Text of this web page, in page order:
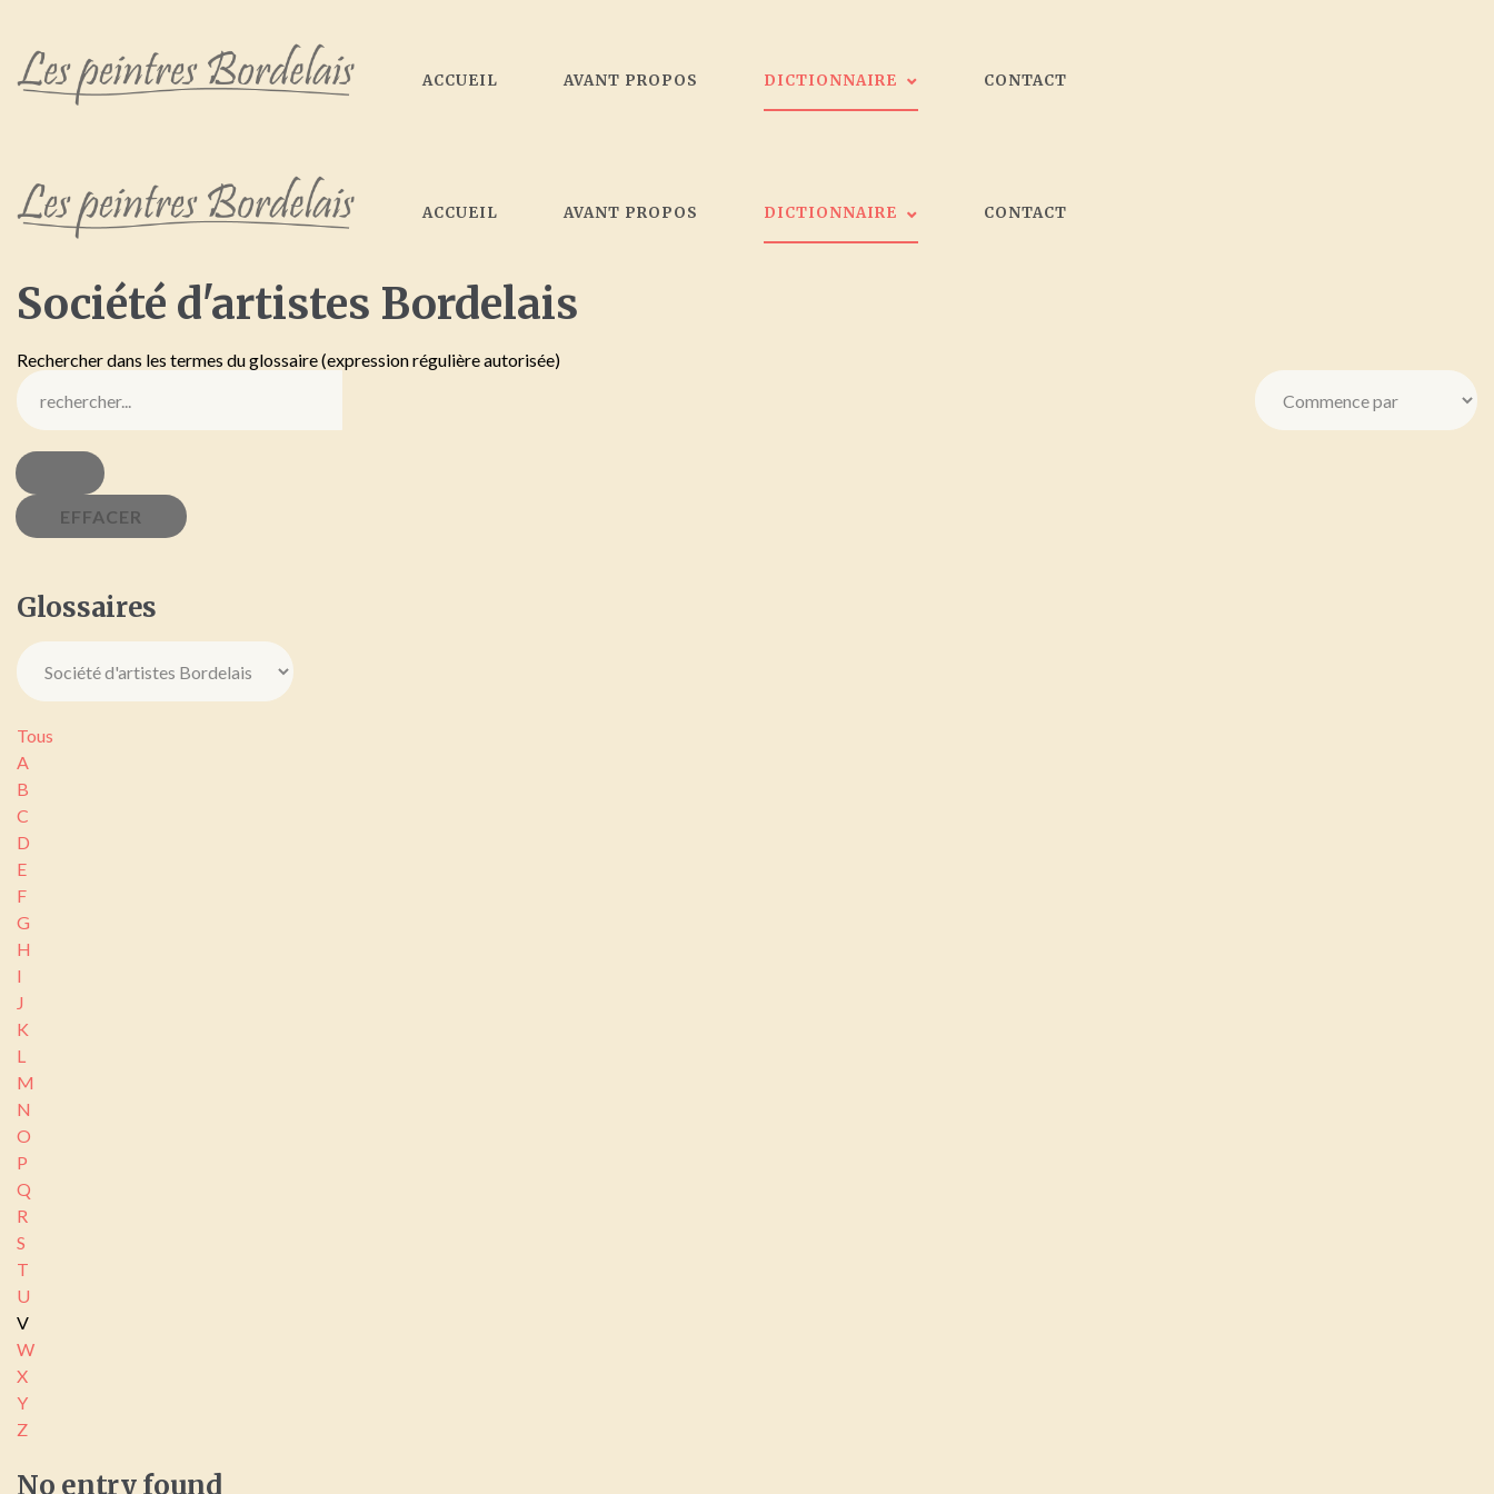
ACCUEIL AVANT PROPOS DICTIONNAIRE
Galeristes
CONTACT
ACCUEIL AVANT PROPOS DICTIONNAIRE CONTACT
Société d'artistes Bordelais
Rechercher dans les termes du glossaire (expression régulière autorisée)
Glossaires
Tous
A
B
C
D
E
F
G
H
I
J
K
L
M
N
O
P
Q
R
S
T
U
V
W
X
Y
Z
No entry found